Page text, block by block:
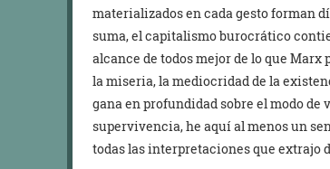
materializados en cada gesto forman
suma, el capitalismo burocrático
alcance de todos mejor de lo que Marx
la miseria, la mediocridad de la
gana en profundidad sobre el modo
supervivencia, he aquí al menos un
todas las interpretaciones que extrajo